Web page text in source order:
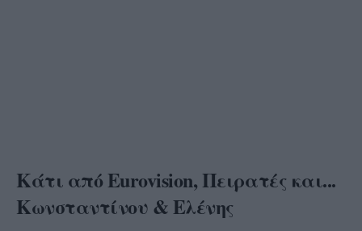
Κάτι από Eurovision, Πειρατές και...
Κωνσταντίνου & Ελένης